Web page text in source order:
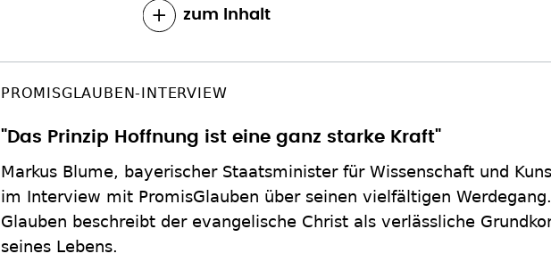
zum Inhalt
PROMISGLAUBEN-INTERVIEW
"Das Prinzip Hoffnung ist eine ganz starke Kraft"
Markus Blume, bayerischer Staatsminister für Wissenschaft und
im Interview mit PromisGlauben über seinen vielfältigen
Glauben beschreibt der evangelische Christ als verlässliche
seines Lebens.